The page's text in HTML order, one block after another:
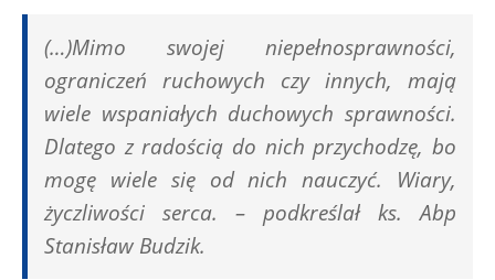
(…)Mimo swojej niepełnosprawności,
ograniczeń ruchowych czy innych, mają
wiele wspaniałych duchowych sprawności.
Dlatego z radością do nich przychodzę, bo
mogę wiele się od nich nauczyć. Wiary,
życzliwości serca. – podkreślał ks. Abp
Stanisław Budzik.